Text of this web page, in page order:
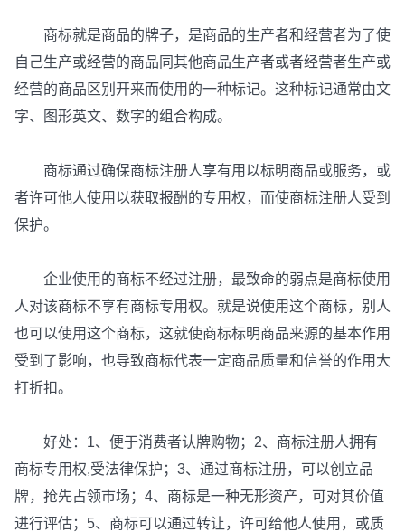
商标就是商品的牌子，是商品的生产者和经营者为了使
自己生产或经营的商品同其他商品生产者或者经营者生产或
经营的商品区别开来而使用的一种标记。这种标记通常由文
字、图形英文、数字的组合构成。
商标通过确保商标注册人享有用以标明商品或服务，或
者许可他人使用以获取报酬的专用权，而使商标注册人受到
保护。
企业使用的商标不经过注册，最致命的弱点是商标使用
人对该商标不享有商标专用权。就是说使用这个商标，别人
也可以使用这个商标，这就使商标标明商品来源的基本作用
受到了影响，也导致商标代表一定商品质量和信誉的作用大
打折扣。
好处：1、便于消费者认牌购物；2、商标注册人拥有
商标专用权,受法律保护；3、通过商标注册，可以创立品
牌，抢先占领市场；4、商标是一种无形资产，可对其价值
进行评估；5、商标可以通过转让，许可给他人使用，或质